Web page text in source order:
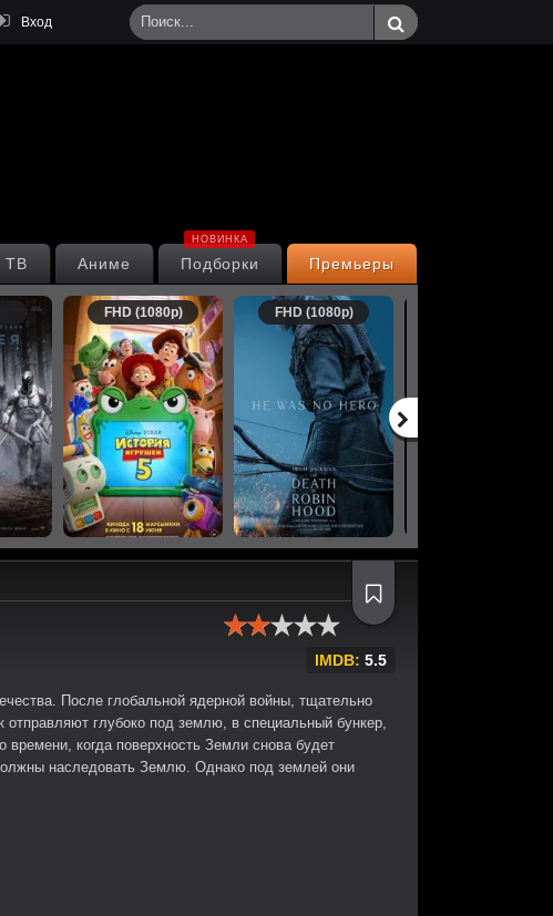
Вход
Премьеры
Подборки
НОВИНКА
Аниме
ТВ
FHD (1080p) FHD (1080p)
IMDB: 5.5
После глобальной ядерной войны, тщательно
отправляют глубоко под землю, в специальный бункер,
времени, когда поверхность Земли снова будет
наследовать Землю. Однако под землей они